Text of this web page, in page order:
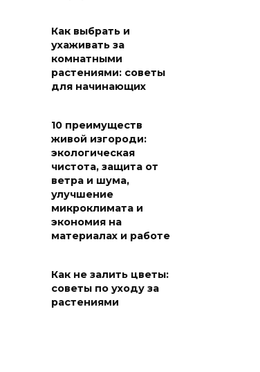
Как выбрать и
ухаживать за
комнатными
растениями: советы
для начинающих
10 преимуществ
живой изгороди:
экологическая
чистота, защита от
ветра и шума,
улучшение
микроклимата и
экономия на
материалах и работе
Как не залить цветы:
советы по уходу за
растениями